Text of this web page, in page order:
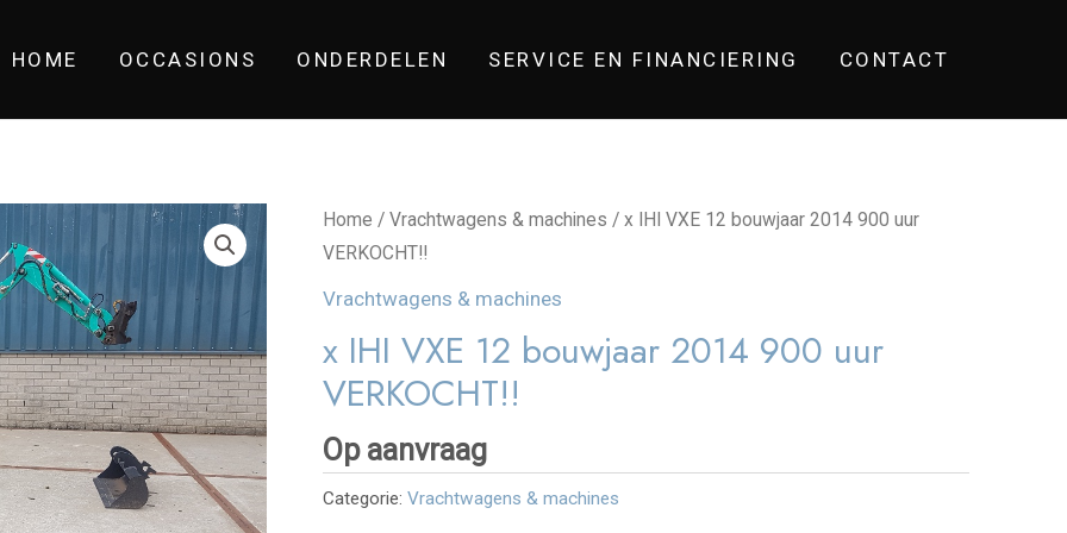
HOME OCCASIONS ONDERDELEN SERVICE EN FINANCIERING CONTACT
Home /Vrachtwagens & machines / x IHI VXE 12 bouwjaar 2014 900 uur
VERKOCHT!!
Vrachtwagens & machines
x IHI VXE 12 bouwjaar 2014 900 uur
VERKOCHT!!
Op aanvraag
Categorie:Vrachtwagens & machines